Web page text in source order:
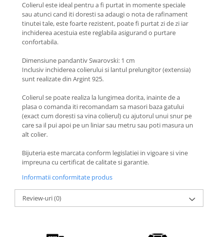
Coliere cu Flori
Coliere cu Animale
Coliere cu Molecule
BRĂȚĂRI
BRĂȚĂRI CU ȘNUR REGLABIL
Brățări din Argint cu șnur reglabil
BRĂȚĂRI CU PIETRE SEMIPREȚIOASE
Brățări din Aur cu pietre
semiprețioase
Brățări din Argint cu pietre
semiprețioase
semiprețioase
BRĂȚĂRI DE PICIOR
Brățări de picior din Aur
Colierul este ideal pentru a fi purtat in momente speciale
sau atunci cand iti doresti sa adaugi o nota de rafinament
tinutei tale, este foarte rezistent, poate fi purtat zi de zi iar
inchiderea acestuia este reglabila asigurand o purtare
confortabila.
Dimensiune pandantiv Swarovski: 1 cm
Inclusiv inchiderea colierului si lantul prelungitor (extensia)
sunt realizate din Argint 925.
Colierul se poate realiza la lungimea dorita, inainte de a
plasa o comanda iti recomandam sa masori baza gatului
(exact cum doresti sa vina colierul) cu ajutorul unui snur pe
care sa il pui apoi pe un liniar sau metru sau poti masura un
alt colier.
Bijuteria este marcata conform legislatiei in vigoare si vine
impreuna cu certificat de calitate si garantie.
Informatii conformitate produs
Review-uri(0)